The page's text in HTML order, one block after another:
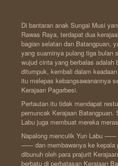
Di bantaran anak Sungai Musi
Rawas Raya, terdapat dua
bagian selatan dan Batangpuan,
yang suaminya pulang tiga bulan
wujud cinta yang berbalas adalah
ditumpuk, kembali dalam
itu melepas kebangsawanannya
Kerajaan Pagarbesi.
Pertautan itu tidak mendapat
pemuncak Kerajaan Batangpuan.
Labu juga membuat mereka
Napalong menculik Yun Labu ⸺
⸺ dan membawanya ke kepala
dibunuh oleh para prajurit
berbatu di perbatasan Kerajaan